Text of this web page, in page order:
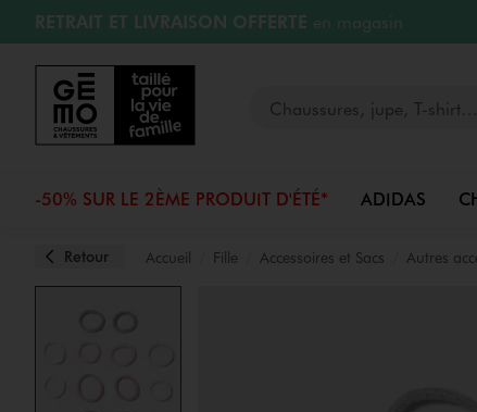
Aller au contenu principal
Aller à la navigation
RETRAIT ET LIVRAISON OFFERTE en magasin
RÉSERVATION GRATUITE4h en magasin
Retours OFFERTSpendant 30 jours
LIVRAISON OFFERTE
-50% SUR LE 2ÈME PRODUIT D'ÉTÉ* ADIDAS
Retour Accueil Fille Accessoires et Sacs Autres